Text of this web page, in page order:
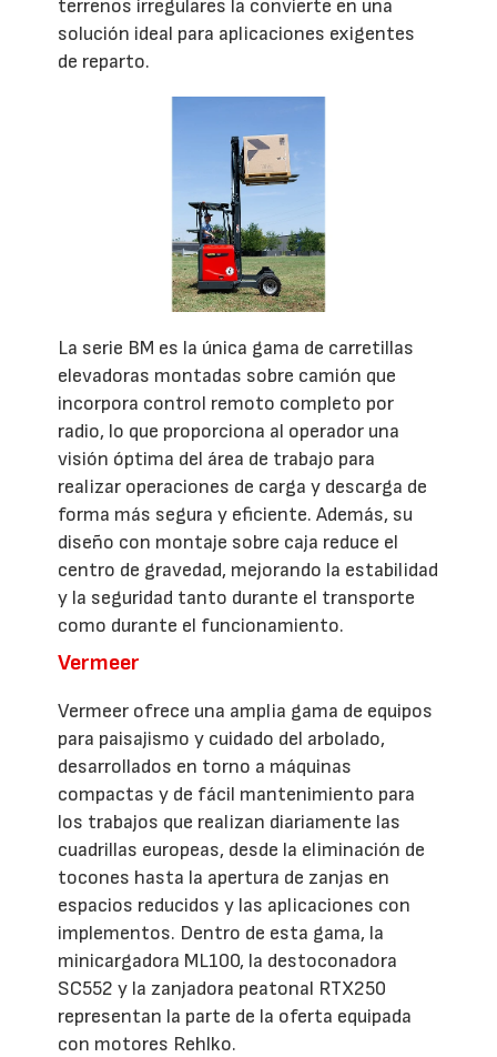
terrenos irregulares la convierte en una
solución ideal para aplicaciones exigentes
de reparto.
La serie BM es la única gama de carretillas
elevadoras montadas sobre camión que
incorpora control remoto completo por
radio, lo que proporciona al operador una
visión óptima del área de trabajo para
realizar operaciones de carga y descarga de
forma más segura y eficiente. Además, su
diseño con montaje sobre caja reduce el
centro de gravedad, mejorando la estabilidad
y la seguridad tanto durante el transporte
como durante el funcionamiento.
Vermeer
Vermeer ofrece una amplia gama de equipos
para paisajismo y cuidado del arbolado,
desarrollados en torno a máquinas
compactas y de fácil mantenimiento para
los trabajos que realizan diariamente las
cuadrillas europeas, desde la eliminación de
tocones hasta la apertura de zanjas en
espacios reducidos y las aplicaciones con
implementos. Dentro de esta gama, la
minicargadora ML100, la destoconadora
SC552 y la zanjadora peatonal RTX250
representan la parte de la oferta equipada
con motores Rehlko.